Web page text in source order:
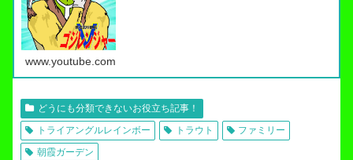
www.youtube.com
どうにも分類できないお役立ち記事！
トライアングルレインボー
トラウト
ファミリー
朝霞ガーデン